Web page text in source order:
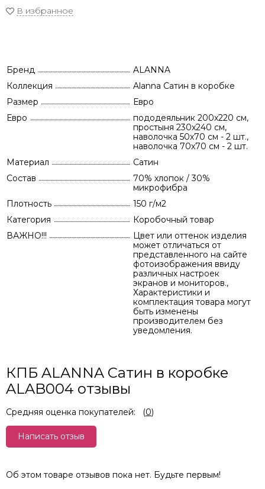
В избранное
Бренд
ALANNA
Коллекция
Alanna Сатин в коробке
Размер
Евро
Евро
пододеяльник 200х220 см,
простыня 230х240 см,
наволочка 50х70 см - 2 шт.,
наволочка 70х70 см - 2 шт.
Материал
Сатин
Состав
70% хлопок / 30%
микрофибра
Плотность
150 г/м2
Категория
Коробочный товар
ВАЖНО!!!
Цвет или оттенок изделия
может отличаться от
представленного на сайте
фотоизображения ввиду
различных настроек
экранов и мониторов.,
Характеристики и
комплектация товара могут
быть изменены
производителем без
уведомления.
КПБ ALANNA Сатин в коробке
ALAB004 отзывы
Средняя оценка покупателей: (0)
Написать отзыв
Об этом товаре отзывов пока нет. Будьте первым!